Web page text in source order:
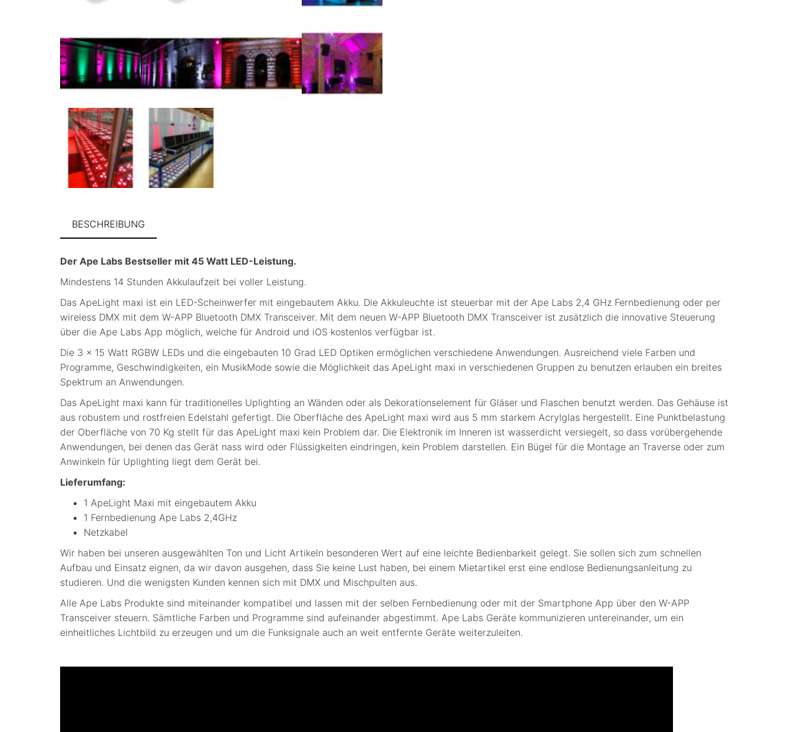
BESCHREIBUNG
Der Ape Labs Bestseller mit 45 Watt LED-Leistung.
Mindestens 14 Stunden Akkulaufzeit bei voller Leistung.
Das ApeLight maxi ist ein LED-Scheinwerfer mit eingebautem Akku. Die Akkuleuchte ist steuerbar mit der Ape Labs 2,4 GHz Fernbedienung oder per
wireless DMX mit dem W-APP Bluetooth DMX Transceiver. Mit dem neuen W-APP Bluetooth DMX Transceiver ist zusätzlich die innovative Steuerung
über die Ape Labs App möglich, welche für Android und iOS kostenlos verfügbar ist.
Die 3 x 15 Watt RGBW LEDs und die eingebauten 10 Grad LED Optiken ermöglichen verschiedene Anwendungen. Ausreichend viele Farben und
Programme, Geschwindigkeiten, ein MusikMode sowie die Möglichkeit das ApeLight maxi in verschiedenen Gruppen zu benutzen erlauben ein breites
Spektrum an Anwendungen.
Das ApeLight maxi kann für traditionelles Uplighting an Wänden oder als Dekorationselement für Gläser und Flaschen benutzt werden. Das Gehäuse ist
aus robustem und rostfreien Edelstahl gefertigt. Die Oberfläche des ApeLight maxi wird aus 5 mm starkem Acrylglas hergestellt. Eine Punktbelastung
der Oberfläche von 70 Kg stellt für das ApeLight maxi kein Problem dar. Die Elektronik im Inneren ist wasserdicht versiegelt, so dass vorübergehende
Anwendungen, bei denen das Gerät nass wird oder Flüssigkeiten eindringen, kein Problem darstellen. Ein Bügel für die Montage an Traverse oder zum
Anwinkeln für Uplighting liegt dem Gerät bei.
Lieferumfang:
1 ApeLight Maxi mit eingebautem Akku
1 Fernbedienung Ape Labs 2,4GHz
Netzkabel
Wir haben bei unseren ausgewählten Ton und Licht Artikeln besonderen Wert auf eine leichte Bedienbarkeit gelegt. Sie sollen sich zum schnellen
Aufbau und Einsatz eignen, da wir davon ausgehen, dass Sie keine Lust haben, bei einem Mietartikel erst eine endlose Bedienungsanleitung zu
studieren. Und die wenigsten Kunden kennen sich mit DMX und Mischpulten aus.
Alle Ape Labs Produkte sind miteinander kompatibel und lassen mit der selben Fernbedienung oder mit der Smartphone App über den W-APP
Transceiver steuern. Sämtliche Farben und Programme sind aufeinander abgestimmt. Ape Labs Geräte kommunizieren untereinander, um ein
einheitliches Lichtbild zu erzeugen und um die Funksignale auch an weit entfernte Geräte weiterzuleiten.